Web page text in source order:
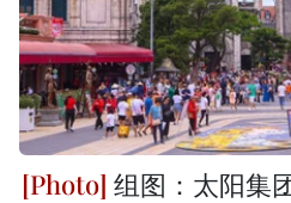
组图：太阳集